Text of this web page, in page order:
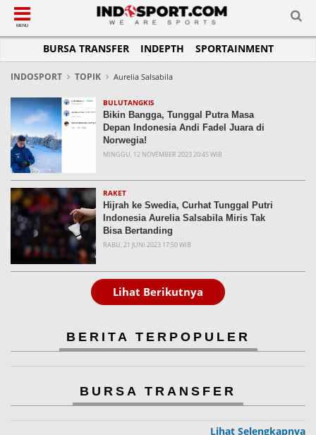
SUB-MENU
SEPAKBOLA
LIGA 1
LIGA 2
LIGA INGGRIS
LIGA ITALIA
LIGA SPANYOL
LIGA CHAMPIONS
LIGA JERMAN
LIGA PRANCIS
LIGA EUROPA
SUB-MENU
SPORTAINMENT
SELEBSPORT
LIFESTYLE
SUB-MENU
OTOMOTIF
MOTOGP
FORMULA 1
OTOMANIA
SUB-MENU
RAKET
MMA
FUTSAL
OLIMPIK
E-SPORT
SUB-MENU
JADWAL
KLASEMEN
SUB-MENU
TOPIK HARI INI
PERATURAN OLAHRAGA
TIPS DAN TRIK
INFOGRAFIS
GALERI FOTO
TEMPAT OLAHRAGA
PASUKAN SEHAT
KOMUNITAS SEHAT
MENU
BURSA TRANSFER INDEPTH SPORTAINMENT
INDOSPORT TOPIK Aurelia Salsabila
BULUTANGKIS
Bikin Bangga, Tunggal Putra Masa
Depan Indonesia Andi Fadel Juara di
Norwegia!
MINGGU, 12 NOVEMBER 2023 20:45 WIB
RAKET
Hijrah ke Swedia, Curhat Tunggal Putri
Indonesia Aurelia Salsabila Miris Tak
Bisa Bertanding
RABU, 21 JUNI 2023 17:50 WIB
Lihat Berikutnya
BERITA TERPOPULER
BURSA TRANSFER
Lihat Selengkapnya